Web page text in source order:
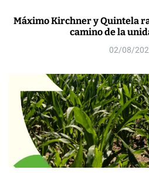
Máximo Kirchner y Quintela
camino de la
02/08/